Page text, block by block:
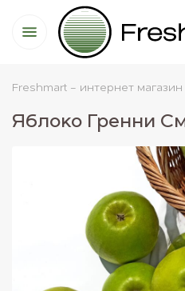
Freshmart - интернет
Яблоко Гренни